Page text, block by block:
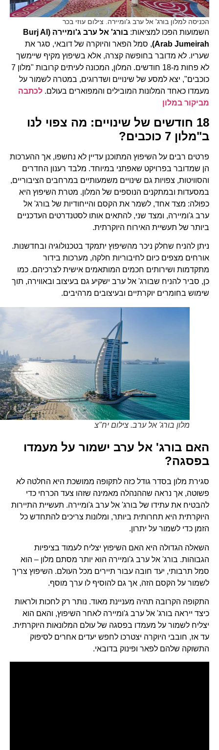
הכניסה למלון בורג' אל ערב ג'ומיירה. צילום עוזי בכר
השמועות הפכו למציאות:בורג' אל ערב ג'ומיירה
(Burj Al
Arab Jumeirah) , סמל הפאר והיוקרה של דובאי, סגר את
שעריו. לא מדובר בחופשה קצרה, אלא בשיפוץ מקיף שיימשך
לא פחות מ-18 חודשים. המלון, המכונה לעיתים קרובות "מלון 7
כוכבים", יצא למסע של שינויים ושדרוגים, במטרה לשמור על
מעמדו כאחד המלונות המובילים והמפוארים בעולם.לכתבה
מביקור במלון
18 חודשים של שינויים: מה צפוי לנו
ב"מלון 7 כוכבים?
פרטים רבים על השיפוץ המתוכנן עדיין לא נחשפו, אך ההערכות
הן שמדובר בפרויקט שאפתני במיוחד. מלבד רענון החדרים
והסוויטות, צפויות גם שינויים משמעותיים במרחבים הציבוריים,
במסעדות ובמתקנים הנוספים של המלון. מטרת השיפוץ היא
כפולה: מצד אחד, לשמר את הקסם והייחודיות של בורג' אל
ערב ג'ומיירה, ומצד שני, להתאים אותו לסטנדרטים העדכניים
ביותר של תעשיית האירוח היוקרתית.
ניתן להניח שחלק ניכר מהשיפוץ יתמקד בטכנולוגיה ובחדשנות.
אורחים מצפים כיום לחיבוריות חלקה, מערכות בידור
מתקדמות ושירותים חכמים המותאמים אישית לצרכיהם. כמו
כן, סביר להניח שבורג' אל ערב ישקיע גם בעיצוב ובאווירה, תוך
שימוש בחומרים יוקרתיים ובעיצובים מרהיבים.
מלון בורג' אל ערב. צילום יח"צ
האם בורג' אל ערב ישמור על מעמדו
בפסגה?
סגירת מלון בסדר גודל כזה לתקופה ממושכת היא החלטה לא
פשוטה, אך נראה שההנהלה מאמינה שזהו צעד הכרחי כדי
להבטיח את עתידו של בורג' אל ערב ג'ומיירה. תעשיית התיירות
היוקרתית היא תחרותית ביותר, ומלונות צריכים להתחדש כל
הזמן כדי לשמור על יתרון.
השאלה הגדולה היא האם השיפוץ יצליח לעמוד בציפיות
הגבוהות. בורג' אל ערב ג'ומיירה הוא יותר מסתם מלון – הוא
סמל תרבותי, יעד חובה עבור תיירים מכל העולם. השיפוץ צריך
לשמור על הקסם הזה, אך גם להוסיף לו ערך מוסף.
התקופה הקרובה תהיה מעניינת מאוד. נותר רק לחכות ולראות
כיצד ייראה בורג' אל ערב ג'ומיירה לאחר השיפוץ, והאם הוא
יצליח לשמור על מעמדו בפסגה של עולם המלונאות היוקרתית.
עד אז, חובבי היוקרה יצטרכו לחפש יעדים אחרים לסיפוק
התשוקה שלהם לפאר ופינוק בדובאי.